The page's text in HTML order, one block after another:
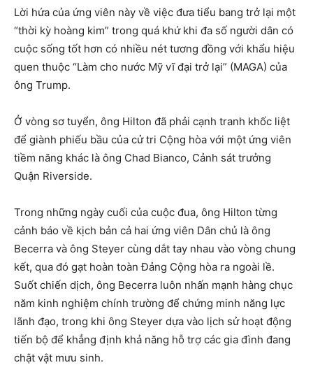
Lời hứa của ứng viên này về việc đưa tiểu bang trở lại một
“thời kỳ hoàng kim” trong quá khứ khi đa số người dân có
cuộc sống tốt hơn có nhiều nét tương đồng với khẩu hiệu
quen thuộc “Làm cho nước Mỹ vĩ đại trở lại” (MAGA) của
ông Trump.
Ở vòng sơ tuyển, ông Hilton đã phải cạnh tranh khốc liệt
để giành phiếu bầu của cử tri Cộng hòa với một ứng viên
tiềm năng khác là ông Chad Bianco, Cảnh sát trưởng
Quận Riverside.
Trong những ngày cuối của cuộc đua, ông Hilton từng
cảnh báo về kịch bản cả hai ứng viên Dân chủ là ông
Becerra và ông Steyer cùng dắt tay nhau vào vòng chung
kết, qua đó gạt hoàn toàn Đảng Cộng hòa ra ngoài lề.
Suốt chiến dịch, ông Becerra luôn nhấn mạnh hàng chục
năm kinh nghiệm chính trường để chứng minh năng lực
lãnh đạo, trong khi ông Steyer dựa vào lịch sử hoạt động
tiến bộ để khẳng định khả năng hỗ trợ các gia đình đang
chật vật mưu sinh.